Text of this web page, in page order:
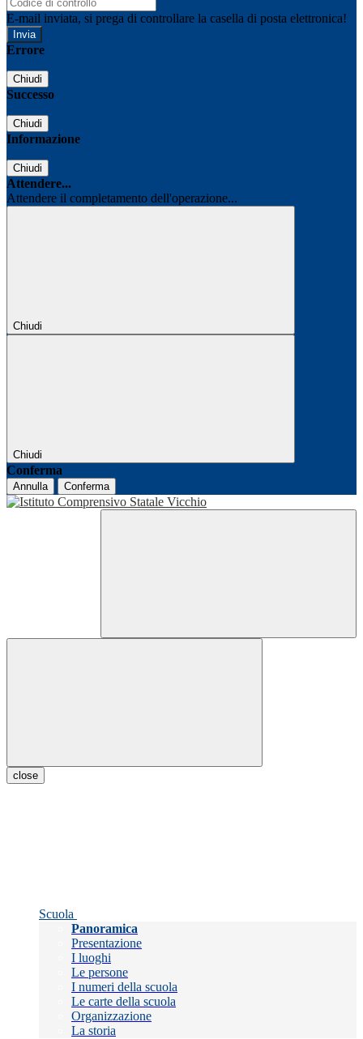
E-mail inviata, si prega di controllare la casella di posta elettronica!
Errore
Chiudi
Successo
Chiudi
Informazione
Chiudi
Attendere...
Attendere il completamento dell'operazione...
Chiudi
Chiudi
Conferma
Annulla Conferma
close
Scuola
Panoramica
Presentazione
I luoghi
Le persone
I numeri della scuola
Le carte della scuola
Organizzazione
La storia